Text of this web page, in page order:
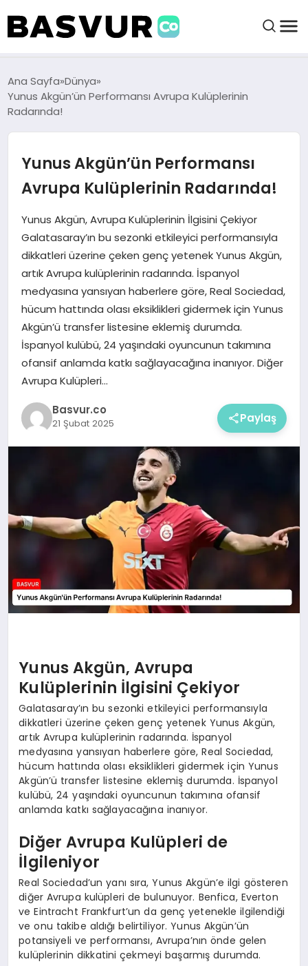
BAŞVURULAR
BAYILIKLER
HABERLER
İŞ FIKIRLERI
KRIPTO HABER
Ana Sayfa Dünya
Yunus Akgün’ün Performansı Avrupa Kulüplerinin
Radarında!
Yunus Akgün’ün Performansı
Avrupa Kulüplerinin Radarında!
Yunus Akgün, Avrupa Kulüplerinin İlgisini Çekiyor
Galatasaray’ın bu sezonki etkileyici performansıyla
dikkatleri üzerine çeken genç yetenek Yunus Akgün,
artık Avrupa kulüplerinin radarında. İspanyol
medyasına yansıyan haberlere göre, Real Sociedad,
hücum hattında olası eksiklikleri gidermek için Yunus
Akgün’ü transfer listesine eklemiş durumda.
İspanyol kulübü, 24 yaşındaki oyuncunun takımına
ofansif anlamda katkı sağlayacağına inanıyor. Diğer
Avrupa Kulüpleri…
Basvur.co
21 Şubat 2025 Paylaş
Yunus Akgün, Avrupa
Kulüplerinin İlgisini Çekiyor
Galatasaray’ın bu sezonki etkileyici performansıyla
dikkatleri üzerine çeken genç yetenek Yunus Akgün,
artık Avrupa kulüplerinin radarında. İspanyol
medyasına yansıyan haberlere göre, Real Sociedad,
hücum hattında olası eksiklikleri gidermek için Yunus
Akgün’ü transfer listesine eklemiş durumda. İspanyol
kulübü, 24 yaşındaki oyuncunun takımına ofansif
anlamda katkı sağlayacağına inanıyor.
Diğer Avrupa Kulüpleri de
İlgileniyor
Real Sociedad’un yanı sıra, Yunus Akgün’e ilgi gösteren
diğer Avrupa kulüpleri de bulunuyor. Benfica, Everton
ve Eintracht Frankfurt’un da genç yetenekle ilgilendiği
ve onu takibe aldığı belirtiliyor. Yunus Akgün’ün
potansiyeli ve performansı, Avrupa’nın önde gelen
kulüplerinin dikkatini çekmeyi başarmış durumda.